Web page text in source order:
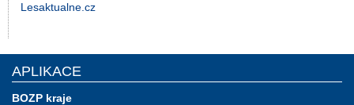
Lesaktualne.cz
APLIKACE
BOZP kraje